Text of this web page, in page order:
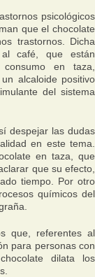
psicológicos
que el chocolate
trastornos. Dicha
café, que están
en taza,
alcaloide positivo
del sistema
despejar las dudas
en este tema.
en taza, que
que su efecto,
tiempo. Por otro
químicos del
que, referentes al
para personas con
dilata los